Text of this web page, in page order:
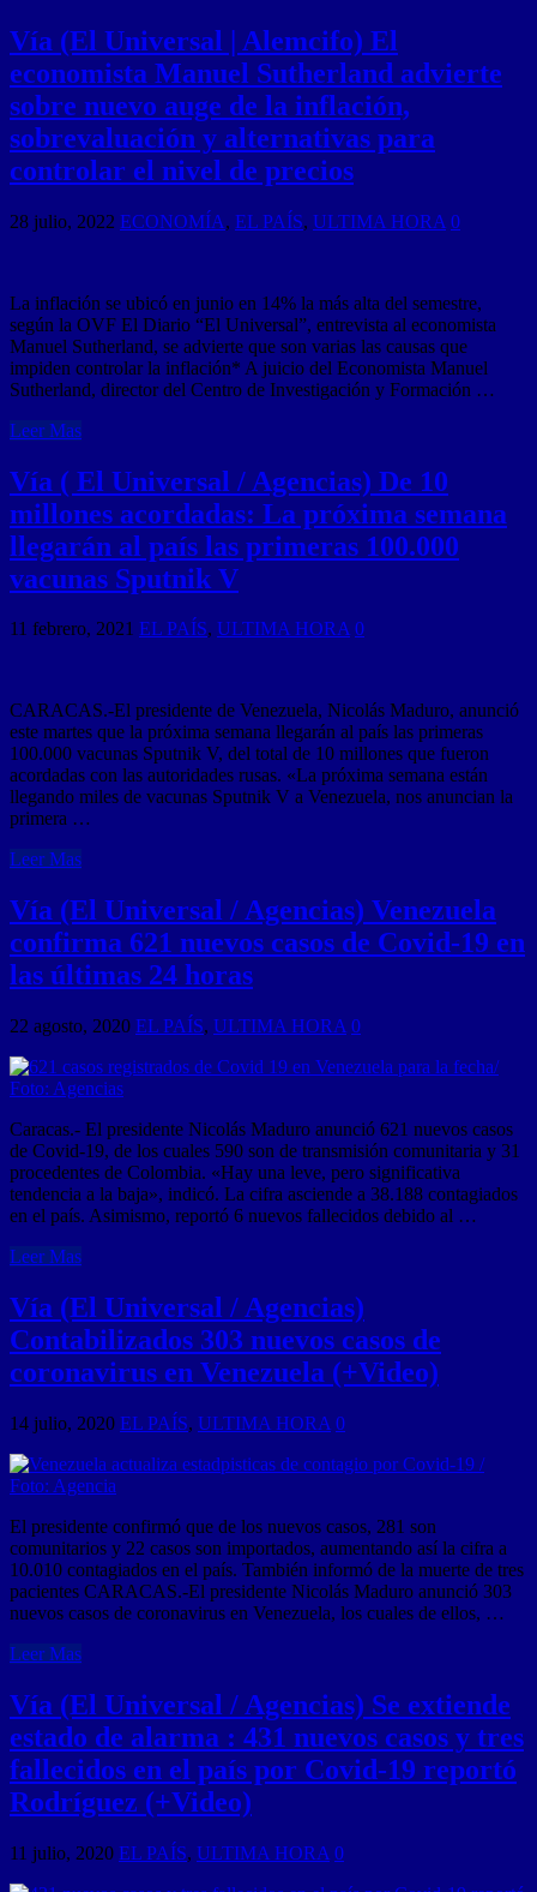
Vía (El Universal | Alemcifo) El
economista Manuel Sutherland advierte
sobre nuevo auge de la inflación,
sobrevaluación y alternativas para
controlar el nivel de precios
28 julio, 2022 ECONOMÍA, EL PAÍS, ULTIMA HORA 0
La inflación se ubicó en junio en 14% la más alta del semestre,
según la OVF El Diario “El Universal”, entrevista al economista
Manuel Sutherland, se advierte que son varias las causas que
impiden controlar la inflación* A juicio del Economista Manuel
Sutherland, director del Centro de Investigación y Formación …
Leer Mas
Vía ( El Universal / Agencias) De 10
millones acordadas: La próxima semana
llegarán al país las primeras 100.000
vacunas Sputnik V
11 febrero, 2021 EL PAÍS, ULTIMA HORA 0
CARACAS.-El presidente de Venezuela, Nicolás Maduro, anunció
este martes que la próxima semana llegarán al país las primeras
100.000 vacunas Sputnik V, del total de 10 millones que fueron
acordadas con las autoridades rusas. «La próxima semana están
llegando miles de vacunas Sputnik V a Venezuela, nos anuncian la
primera …
Leer Mas
Vía (El Universal / Agencias) Venezuela
confirma 621 nuevos casos de Covid-19 en
las últimas 24 horas
22 agosto, 2020 EL PAÍS, ULTIMA HORA 0
Caracas.- El presidente Nicolás Maduro anunció 621 nuevos casos
de Covid-19, de los cuales 590 son de transmisión comunitaria y 31
procedentes de Colombia. «Hay una leve, pero significativa
tendencia a la baja», indicó. La cifra asciende a 38.188 contagiados
en el país. Asimismo, reportó 6 nuevos fallecidos debido al …
Leer Mas
Vía (El Universal / Agencias)
Contabilizados 303 nuevos casos de
coronavirus en Venezuela (+Video)
14 julio, 2020 EL PAÍS, ULTIMA HORA 0
El presidente confirmó que de los nuevos casos, 281 son
comunitarios y 22 casos son importados, aumentando así la cifra a
10.010 contagiados en el país. También informó de la muerte de tres
pacientes CARACAS.-El presidente Nicolás Maduro anunció 303
nuevos casos de coronavirus en Venezuela, los cuales de ellos, …
Leer Mas
Vía (El Universal / Agencias) Se extiende
estado de alarma : 431 nuevos casos y tres
fallecidos en el país por Covid-19 reportó
Rodríguez (+Video)
11 julio, 2020 EL PAÍS, ULTIMA HORA 0